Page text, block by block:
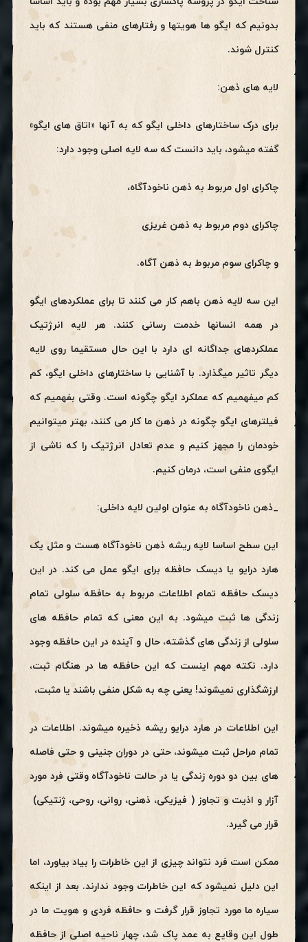
بدونیم که ایگو ها هویتها و رفتارهای منفی هستند که باید
کنترل شوند.
لایه های ذهن:
برای درک ساختارهای داخلی ایگو که به آنها «اتاق های ایگو»
گفته میشود، باید دانست که سه لایه اصلی وجود دارد:
چاکرای اول مربوط به ذهن ناخودآگاه،
چاکرای دوم مربوط به ذهن غریزی
و چاکرای سوم مربوط به ذهن آگاه.
این سه لایه ذهن باهم کار می کنند تا برای عملکردهای ایگو
در همه انسانها خدمت رسانی کنند. هر لایه انرژتیک
عملکردهای جداگانه ای دارد با این حال مستقیما روی لایه
دیگر تاثیر میگذارد. با آشنایی با ساختارهای داخلی ایگو، کم
کم میفهمیم که عملکرد ایگو چگونه است. وقتی بفهمیم که
فیلترهای ایگو چگونه در ذهن ما کار می کنند، بهتر میتوانیم
خودمان را مجهز کنیم و عدم تعادل انرژتیک را که ناشی از
ایگوی منفی است، درمان کنیم.
_ذهن ناخودآگاه به عنوان اولین لایه داخلی:
این سطح اساسا لایه ریشه ذهن ناخودآگاه هست و مثل یک
هارد درایو یا دیسک حافظه برای ایگو عمل می کند. در این
دیسک حافظه تمام اطلاعات مربوط به حافظه سلولی تمام
زندگی ها ثبت میشود. به این معنی که تمام حافظه های
سلولی از زندگی های گذشته، حال و آینده در این حافظه وجود
دارد. نکته مهم اینست که این حافظه ها در هنگام ثبت،
ارزشگذاری نمیشوند! یعنی چه به شکل منفی باشند یا مثبت،
این اطلاعات در هارد درایو ریشه ذخیره میشوند. اطلاعات در
تمام مراحل ثبت میشوند، حتی در دوران جنینی و حتی فاصله
های بین دو دوره زندگی یا در حالت ناخودآگاه وقتی فرد مورد
آزار و اذیت و تجاوز ( فیزیکی، ذهنی، روانی، روحی، ژنتیکی)
قرار می گیرد.
ممکن است فرد نتواند چیزی از این خاطرات را بیاد بیاورد، اما
این دلیل نمیشود که این خاطرات وجود ندارند. بعد از اینکه
سیاره ما مورد تجاوز قرار گرفت و حافظه فردی و هویت ما در
طول این وقایع به عمد پاک شد، چهار ناحیه اصلی از حافظه